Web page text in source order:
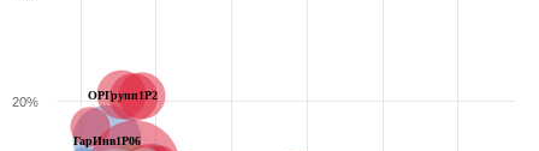
ГарИнв1P06
ОРГрупп1Р2
20%